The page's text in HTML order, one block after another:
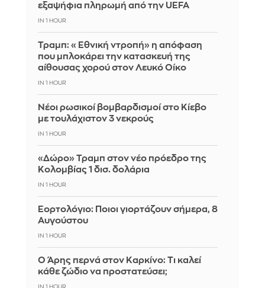
εξαψήφια πληρωμή από την UEFA
IN 1 HOUR
Τραμπ: «Εθνική ντροπή» η απόφαση
που μπλοκάρει την κατασκευή της
αίθουσας χορού στον Λευκό Οίκο
IN 1 HOUR
Νέοι ρωσικοί βομβαρδισμοί στο Κίεβο
με τουλάχιστον 3 νεκρούς
IN 1 HOUR
«Δώρο» Τραμπ στον νέο πρόεδρο της
Κολομβίας 1 δισ. δολάρια
IN 1 HOUR
Εορτολόγιο: Ποιοι γιορτάζουν σήμερα, 8
Αυγούστου
IN 1 HOUR
Ο Άρης περνά στον Καρκίνο: Τι καλεί
κάθε ζώδιο να προστατεύσει;
IN 1 HOUR